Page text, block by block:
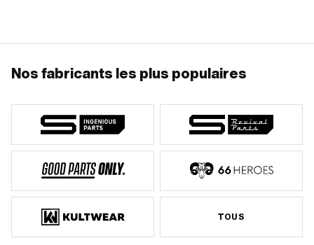
Nos fabricants les plus populaires
TOUS